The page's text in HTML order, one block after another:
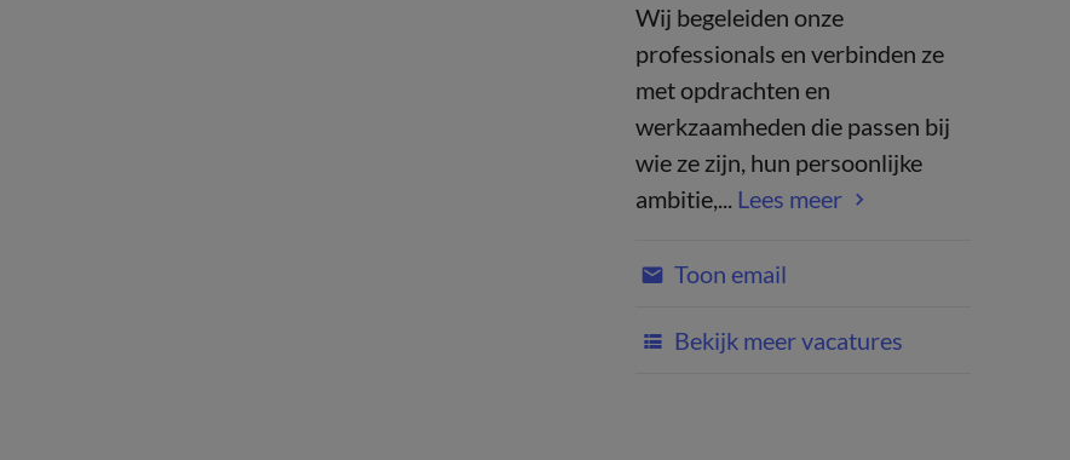
Wij begeleiden onze
professionals en verbinden ze
met opdrachten en
werkzaamheden die passen bij
wie ze zijn, hun persoonlijke
ambitie,... Lees meer
Toon email
Bekijk meer vacatures